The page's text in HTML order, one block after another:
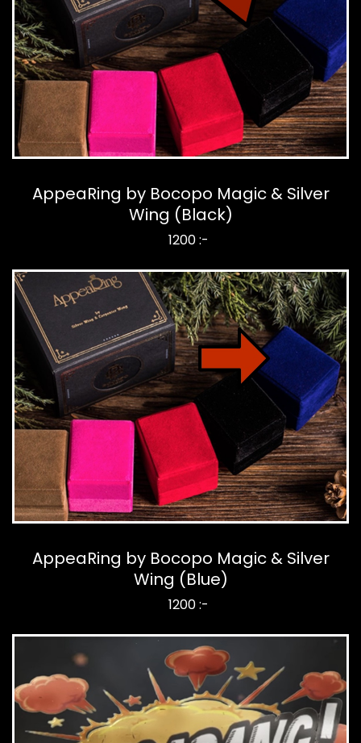
AppeaRing by Bocopo Magic & Silver
Wing (Black)
1200 :-
AppeaRing by Bocopo Magic & Silver
Wing (Blue)
1200 :-